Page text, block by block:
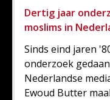
Dertig jaar
moslims in
Sinds eind jaren
onderzoek
Nederlandse
Ewoud Butter